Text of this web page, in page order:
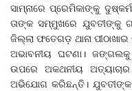
ସାମ୍ନାରେ ପ୍ରେମିକାଙ୍କୁ
ତାଙ୍କ ସମ୍ମୁଖରେ ଯୁବତୀଙ୍କୁ
ଜିଲ୍ଲା ଫତେଗଡ଼ ଥାନା
ଅଭାବନୀୟ ଘଟଣା।
ଉପରେ ଅକଥନୀୟ
ଅଭିଯୋଗ କରିଛନ୍ତି।